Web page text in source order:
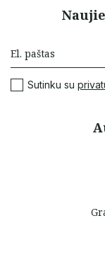
Sutinku su